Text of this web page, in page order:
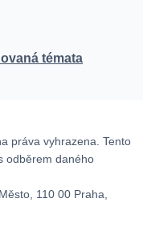
témata
práva vyhrazena. Tento
odběrem daného
110 00 Praha,